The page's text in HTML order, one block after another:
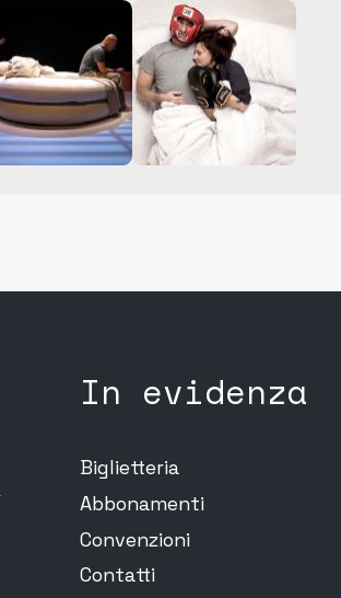
In evidenza
Biglietteria
Abbonamenti
Convenzioni
Contatti